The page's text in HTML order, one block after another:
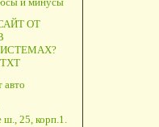
ОТ
авто
ш., 25, корп.1.